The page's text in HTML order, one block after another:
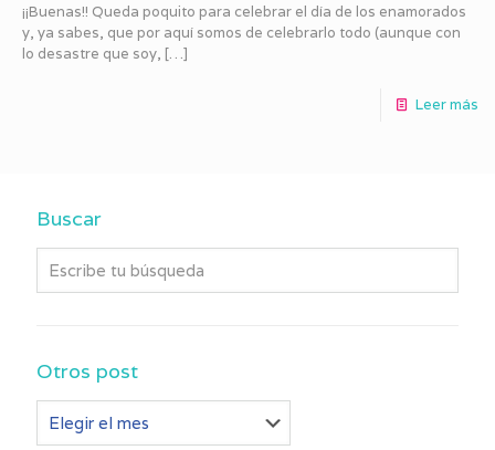
¡¡Buenas!! Queda poquito para celebrar el día de los enamorados
y, ya sabes, que por aquí somos de celebrarlo todo (aunque con
lo desastre que soy, […]
Leer más
Buscar
Otros post
post